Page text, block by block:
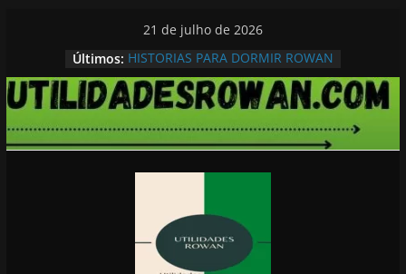
conteúdo
21 de julho de 2026
Últimos: HISTORIAS PARA DORMIR ROWAN